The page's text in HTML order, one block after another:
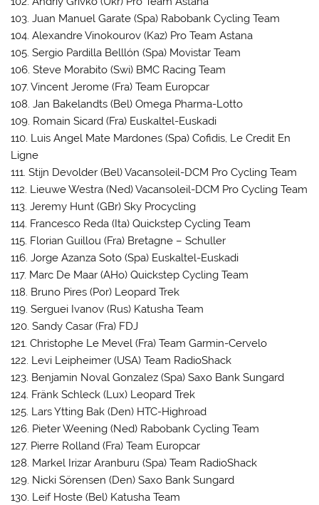
103. Juan Manuel Garate (Spa) Rabobank Cycling Team
104. Alexandre Vinokourov (Kaz) Pro Team Astana
105. Sergio Pardilla Belllón (Spa) Movistar Team
106. Steve Morabito (Swi) BMC Racing Team
107. Vincent Jerome (Fra) Team Europcar
108. Jan Bakelandts (Bel) Omega Pharma-Lotto
109. Romain Sicard (Fra) Euskaltel-Euskadi
110. Luis Angel Mate Mardones (Spa) Cofidis, Le Credit En
Ligne
111. Stijn Devolder (Bel) Vacansoleil-DCM Pro Cycling Team
112. Lieuwe Westra (Ned) Vacansoleil-DCM Pro Cycling Team
113. Jeremy Hunt (GBr) Sky Procycling
114. Francesco Reda (Ita) Quickstep Cycling Team
115. Florian Guillou (Fra) Bretagne – Schuller
116. Jorge Azanza Soto (Spa) Euskaltel-Euskadi
117. Marc De Maar (AHo) Quickstep Cycling Team
118. Bruno Pires (Por) Leopard Trek
119. Serguei Ivanov (Rus) Katusha Team
120. Sandy Casar (Fra) FDJ
121. Christophe Le Mevel (Fra) Team Garmin-Cervelo
122. Levi Leipheimer (USA) Team RadioShack
123. Benjamin Noval Gonzalez (Spa) Saxo Bank Sungard
124. Fränk Schleck (Lux) Leopard Trek
125. Lars Ytting Bak (Den) HTC-Highroad
126. Pieter Weening (Ned) Rabobank Cycling Team
127. Pierre Rolland (Fra) Team Europcar
128. Markel Irizar Aranburu (Spa) Team RadioShack
129. Nicki Sörensen (Den) Saxo Bank Sungard
130. Leif Hoste (Bel) Katusha Team